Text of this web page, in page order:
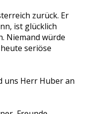
zurück. Er
ist glücklich
Niemand würde
seriöse
uns Herr Huber an